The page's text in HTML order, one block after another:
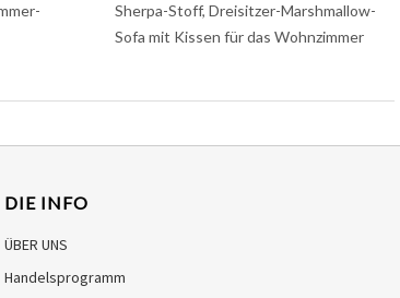
Sherpa-Stoff, Dreisitzer-Marshmallow-
Sofa mit Kissen für das Wohnzimmer
DIE INFO
ÜBER UNS
Handelsprogramm